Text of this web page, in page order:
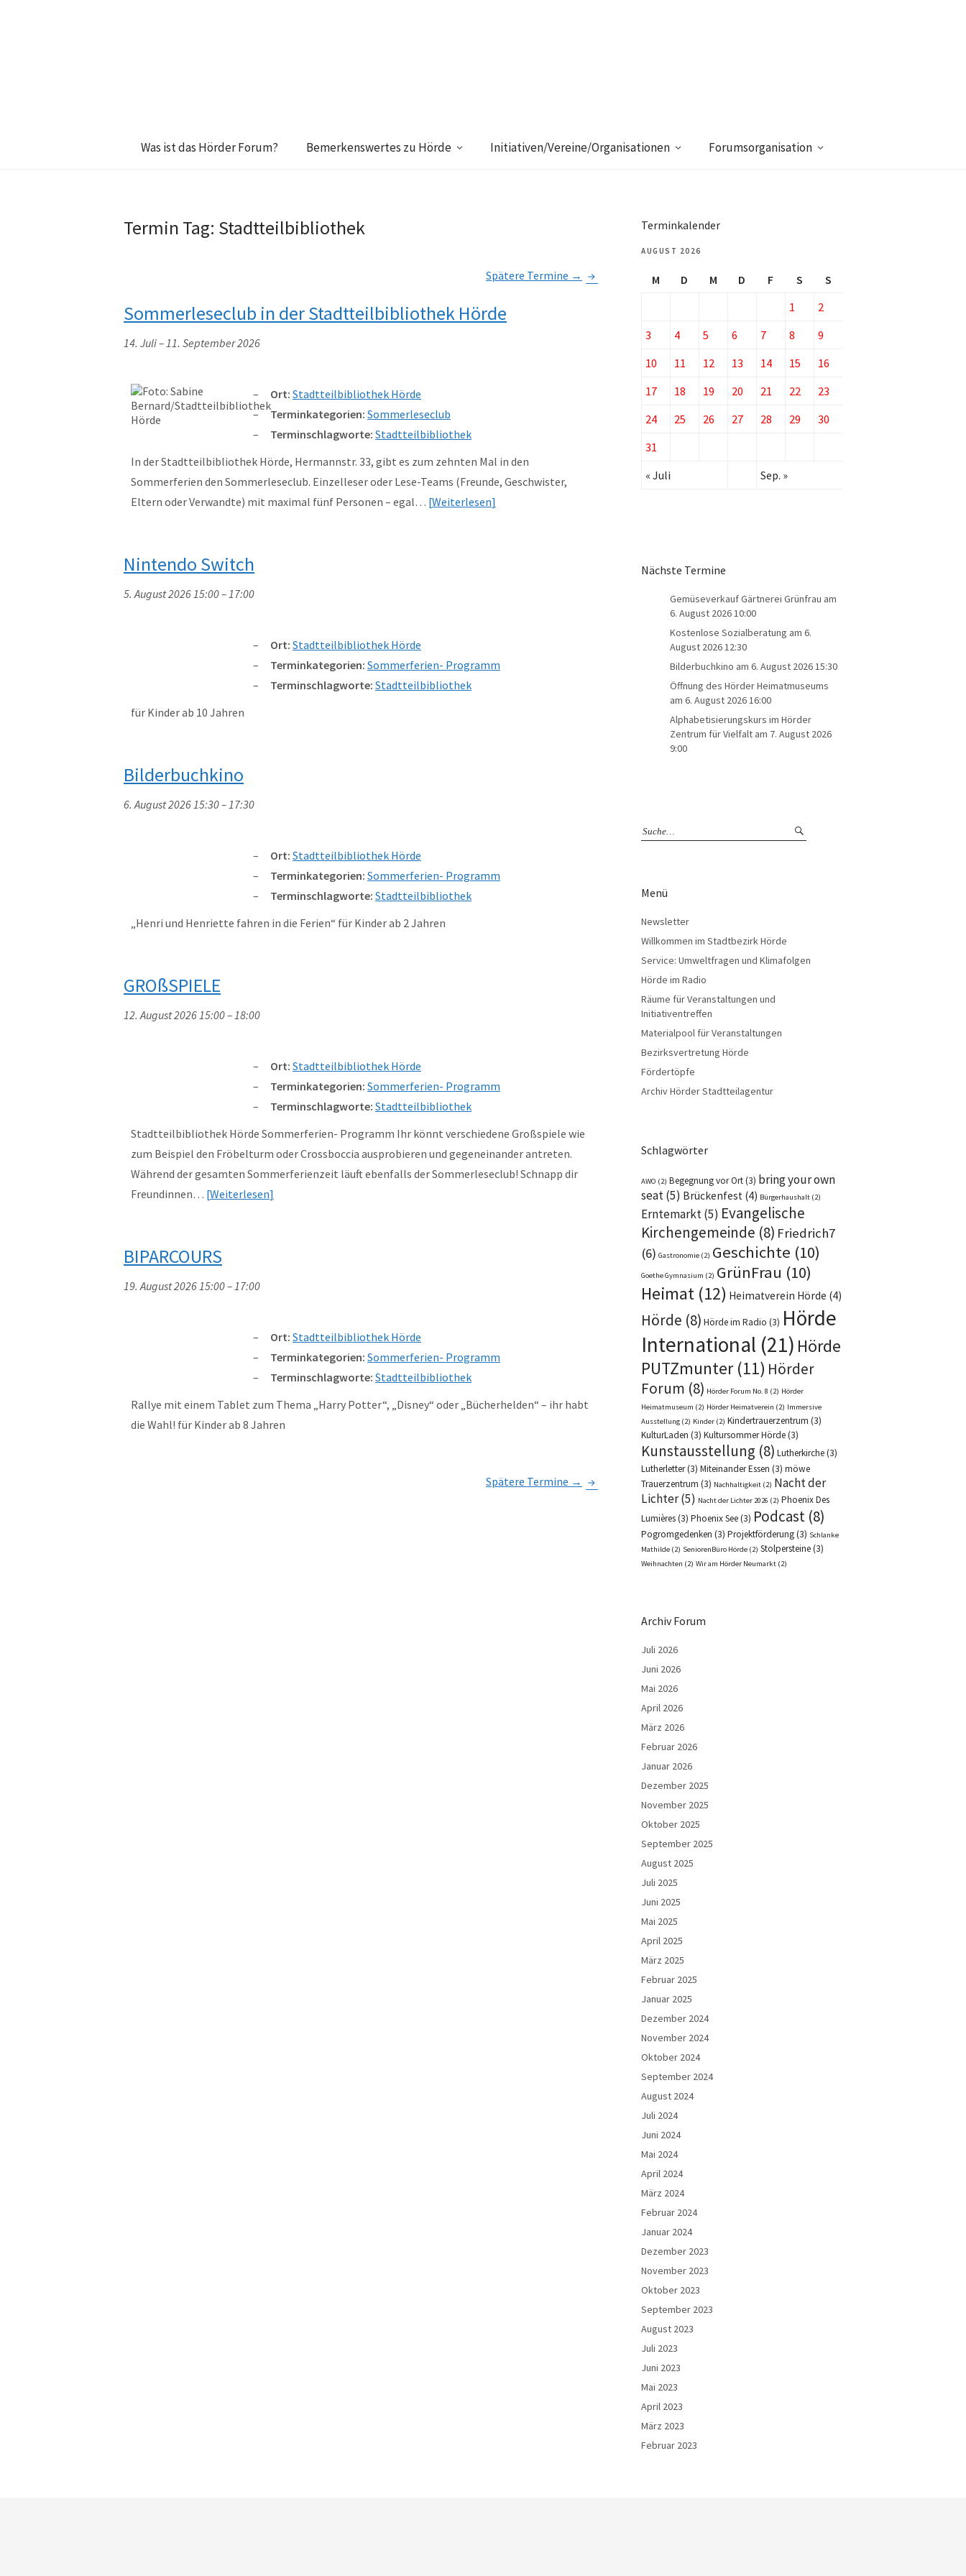
Was ist das Hörder Forum? Bemerkenswertes zu Hörde Initiativen/Vereine/Organisationen Forumsorganisation
Termin Tag: Stadtteilbibliothek
Spätere Termine →
Sommerleseclub in der Stadtteilbibliothek Hörde
14. Juli–11. September 2026
Ort: Stadtteilbibliothek Hörde
Terminkategorien: Sommerleseclub
Terminschlagworte: Stadtteilbibliothek
In der Stadtteilbibliothek Hörde, Hermannstr. 33, gibt es zum zehnten Mal in den
Sommerferien den Sommerleseclub. Einzelleser oder Lese-Teams (Freunde, Geschwister,
Eltern oder Verwandte) mit maximal fünf Personen – egal… Weiterlesen
Nintendo Switch
5. August 2026 15:00–17:00
Ort: Stadtteilbibliothek Hörde
Terminkategorien: Sommerferien- Programm
Terminschlagworte: Stadtteilbibliothek
für Kinder ab 10 Jahren
Bilderbuchkino
6. August 2026 15:30–17:30
Ort: Stadtteilbibliothek Hörde
Terminkategorien: Sommerferien- Programm
Terminschlagworte: Stadtteilbibliothek
„Henri und Henriette fahren in die Ferien“ für Kinder ab 2 Jahren
GROßSPIELE
12. August 2026 15:00–18:00
Ort: Stadtteilbibliothek Hörde
Terminkategorien: Sommerferien- Programm
Terminschlagworte: Stadtteilbibliothek
Stadtteilbibliothek Hörde Sommerferien- Programm Ihr könnt verschiedene Großspiele wie
zum Beispiel den Fröbelturm oder Crossboccia ausprobieren und gegeneinander antreten.
Während der gesamten Sommerferienzeit läuft ebenfalls der Sommerleseclub! Schnapp dir
Freundinnen… Weiterlesen
BIPARCOURS
19. August 2026 15:00–17:00
Ort: Stadtteilbibliothek Hörde
Terminkategorien: Sommerferien- Programm
Terminschlagworte: Stadtteilbibliothek
Rallye mit einem Tablet zum Thema „Harry Potter“, „Disney“ oder „Bücherhelden“ – ihr habt
die Wahl! für Kinder ab 8 Jahren
Spätere Termine →
Terminkalender
AUGUST 2026
M D M D F S
S
1
2
3
4 5 6 7 8
9
10
11 12 13 14 15
16
17
18 19 20 21 22
23
24
25 26 27 28 29
30
31
« Juli
Sep. »
Nächste Termine
Gemüseverkauf Gärtnerei Grünfrau am
6. August 2026 10:00
Kostenlose Sozialberatung am 6.
August 2026 12:30
Bilderbuchkino am 6. August 2026 15:30
Öffnung des Hörder Heimatmuseums
am 6. August 2026 16:00
Alphabetisierungskurs im Hörder
Zentrum für Vielfalt am 7. August 2026
9:00
Menü
Newsletter
Willkommen im Stadtbezirk Hörde
Service: Umweltfragen und Klimafolgen
Hörde im Radio
Räume für Veranstaltungen und
Initiativentreffen
Materialpool für Veranstaltungen
Bezirksvertretung Hörde
Fördertöpfe
Archiv Hörder Stadtteilagentur
Schlagwörter
AWO (2) Begegnung vor Ort(3) bring your own
seat(5) Brückenfest (4) Bürgerhaushalt (2)
Erntemarkt(5) Evangelische
Kirchengemeinde (8) Friedrich7
(6) Gastronomie (2) Geschichte (10)
Goethe Gymnasium (2) GrünFrau (10)
Heimat (12) Heimatverein Hörde (4)
Hörde (8) Hörde im Radio (3) Hörde
International (21) Hörde
PUTZmunter(11) Hörder
Forum (8) Hörder Forum No. 8 (2) Hörder
Heimatmuseum (2) Hörder Heimatverein (2) Immersive
Ausstellung (2) Kinder (2) Kindertrauerzentrum (3)
KulturLaden (3) Kultursommer Hörde(3)
Kunstausstellung (8) Lutherkirche(3)
Lutherletter(3) Miteinander Essen (3) möwe
Trauerzentrum (3) Nachhaltigkeit (2) Nacht der
Lichter(5) Nacht der Lichter 2026 (2) Phoenix Des
Lumières(3) Phoenix See(3) Podcast (8)
Pogromgedenken (3) Projektförderung(3) Schlanke
Mathilde (2) SeniorenBüro Hörde (2) Stolpersteine(3)
Weihnachten (2) Wir am Hörder Neumarkt (2)
Archiv Forum
Juli 2026
Juni 2026
Mai 2026
April 2026
März 2026
Februar 2026
Januar 2026
Dezember 2025
November 2025
Oktober 2025
September 2025
August 2025
Juli 2025
Juni 2025
Mai 2025
April 2025
März 2025
Februar 2025
Januar 2025
Dezember 2024
November 2024
Oktober 2024
September 2024
August 2024
Juli 2024
Juni 2024
Mai 2024
April 2024
März 2024
Februar 2024
Januar 2024
Dezember 2023
November 2023
Oktober 2023
September 2023
August 2023
Juli 2023
Juni 2023
Mai 2023
April 2023
März 2023
Februar 2023